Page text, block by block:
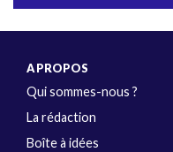
A PROPOS
Qui sommes-nous ?
La rédaction
Boîte à idées